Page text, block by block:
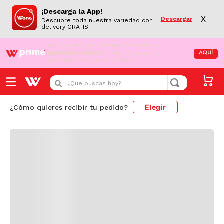
¡Descarga la App!
Descubre toda nuestra variedad con
delivery GRATIS
Descargar X
¡Aún no eres Wong Prime! Aprovecha el
DESPACHO GRATIS en tus compras de
supermercado desde S/79.90
AQUÍ
¿Que buscas hoy?
¿Cómo quieres recibir tu pedido? Elegir
Cargando comentarios...